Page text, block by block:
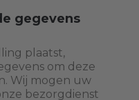
gegevens
plaatst,
om deze
Wij mogen uw
bezorgdienst